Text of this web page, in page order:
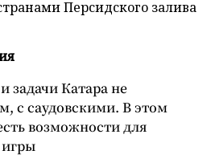
Персидского залива
задачи Катара не
с саудовскими. В этом
возможности для